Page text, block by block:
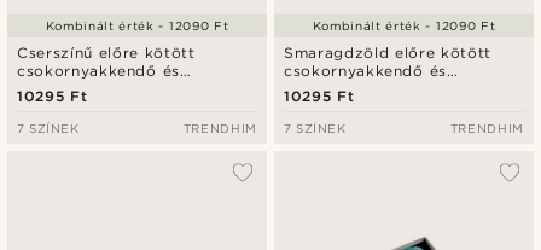
Cserszínű előre kötött
csokornyakkendő és
díszzsebkendő szett
10295 Ft
Kombinált érték - 12090 Ft
7 SZÍNEK TRENDHIM
Smaragdzöld előre kötött
csokornyakkendő és
díszzsebkendő szett
10295 Ft
Kombinált érték - 12090 Ft
7 SZÍNEK TRENDHIM